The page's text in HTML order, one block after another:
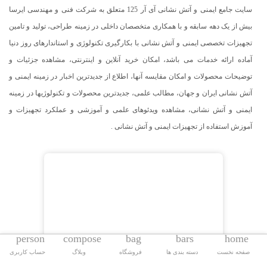
home
صفحه نخست
bars
دسته بندی ها
bag
فروشگاه
compose
وبلاگ
person
حساب کاربری
سایت جامع ایمنی و آتش نشانی آی آر 125 متعلق به شرکت فنی و مهندسی ایرسا
بیش از یک دهه سابقه و با همکاری متخصصان داخلی در زمینه طراحی، تولید و تامین
تجهیزات تخصصی ایمنی و آتش نشانی با بکارگیری تکنولوژی و استاندارهای روز دنیا
آماده ارائه خدمات می باشد، امکان خرید آنلاین و اینترنتی، مشاهده جزئیات و
توضیحات محصولات و امکان مقایسه آنها، اطلاع از جدیدترین اخبار در زمینه ایمنی و
آتش نشانی ایران و جهان، مطالب علمی، جدیدترین محصولات و تکنولوژیها در زمینه
ایمنی و آتش نشانی، مشاهده ویدئوهای علمی و آموزشی و عملکرد تجهیزات و
آموزش استفاده از تجهیزات ایمنی و آتش نشانی .